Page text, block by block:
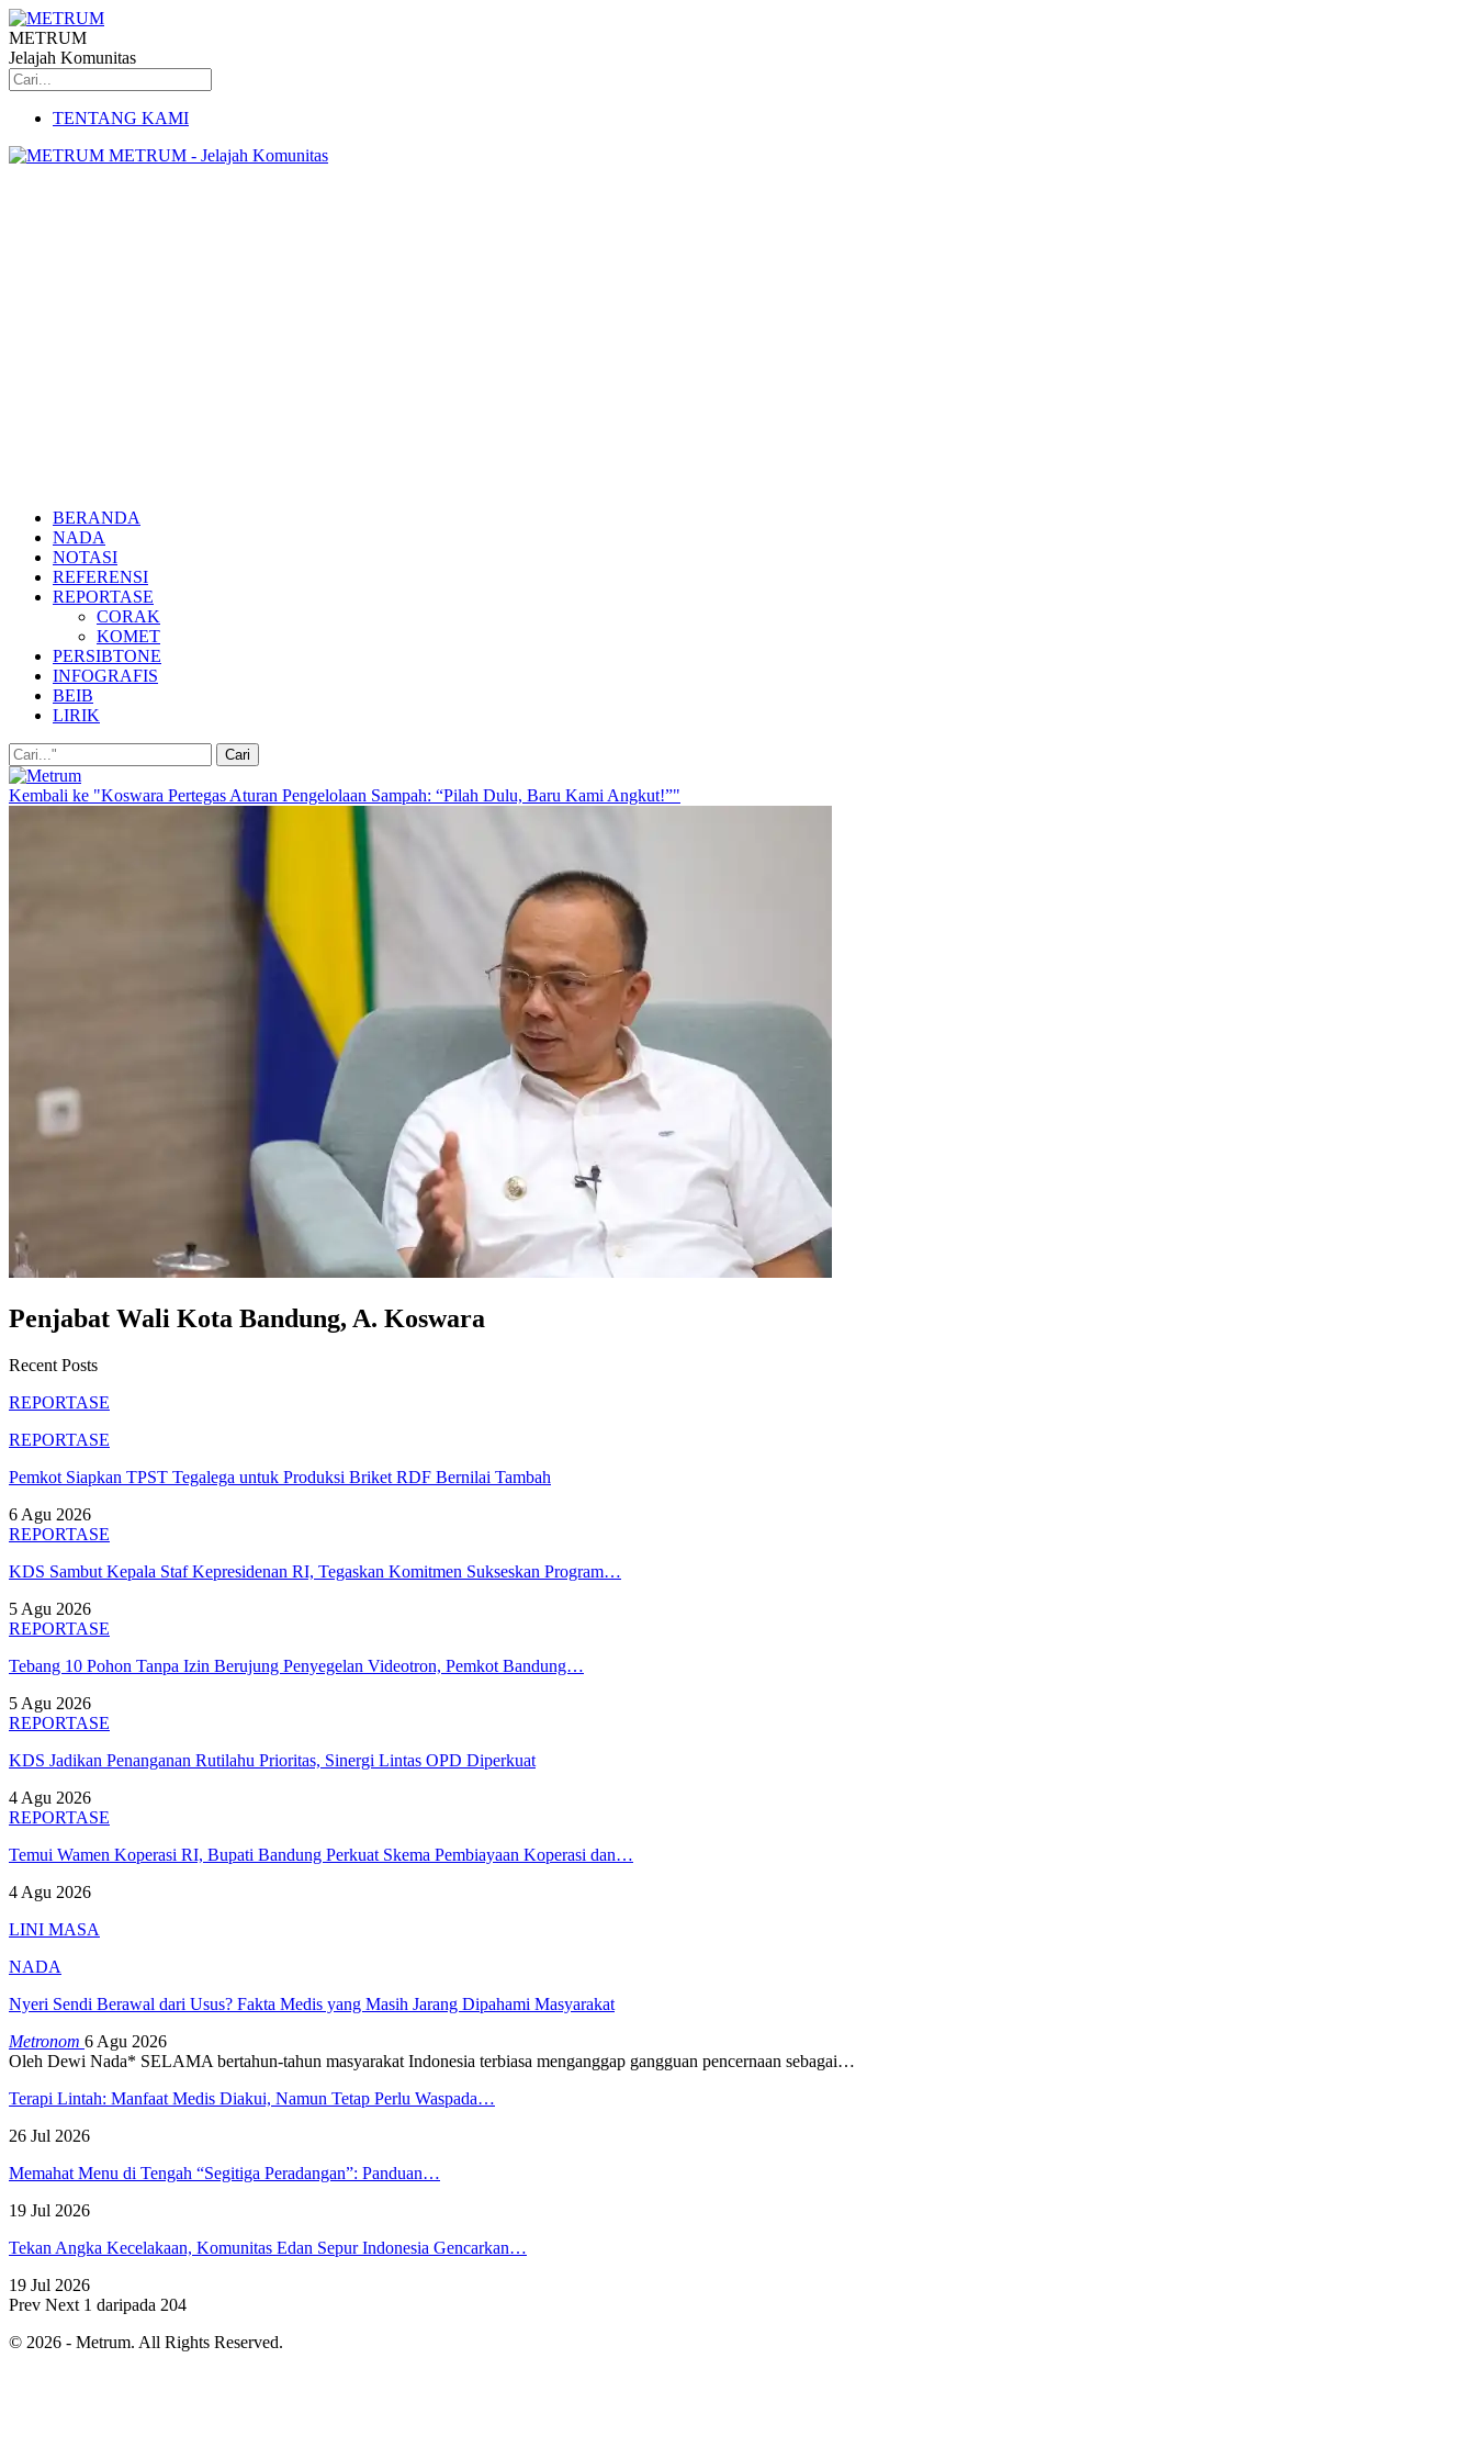
METRUM
Jelajah Komunitas
TENTANG KAMI
METRUM - Jelajah Komunitas
BERANDA
NADA
NOTASI
REFERENSI
REPORTASE
CORAK
KOMET
PERSIBTONE
INFOGRAFIS
BEIB
LIRIK
Kembali ke "Koswara Pertegas Aturan Pengelolaan Sampah: “Pilah Dulu, Baru Kami Angkut!”"
Penjabat Wali Kota Bandung, A. Koswara
Recent Posts
REPORTASE
REPORTASE
Pemkot Siapkan TPST Tegalega untuk Produksi Briket RDF Bernilai Tambah
6 Agu 2026
REPORTASE
KDS Sambut Kepala Staf Kepresidenan RI, Tegaskan Komitmen Sukseskan Program…
5 Agu 2026
REPORTASE
Tebang 10 Pohon Tanpa Izin Berujung Penyegelan Videotron, Pemkot Bandung…
5 Agu 2026
REPORTASE
KDS Jadikan Penanganan Rutilahu Prioritas, Sinergi Lintas OPD Diperkuat
4 Agu 2026
REPORTASE
Temui Wamen Koperasi RI, Bupati Bandung Perkuat Skema Pembiayaan Koperasi dan…
4 Agu 2026
LINI MASA
NADA
Nyeri Sendi Berawal dari Usus? Fakta Medis yang Masih Jarang Dipahami Masyarakat
Metronom 6 Agu 2026
Oleh Dewi Nada* SELAMA bertahun-tahun masyarakat Indonesia terbiasa menganggap gangguan pencernaan sebagai…
Terapi Lintah: Manfaat Medis Diakui, Namun Tetap Perlu Waspada…
26 Jul 2026
Memahat Menu di Tengah “Segitiga Peradangan”: Panduan…
19 Jul 2026
Tekan Angka Kecelakaan, Komunitas Edan Sepur Indonesia Gencarkan…
19 Jul 2026
Prev Next 1 daripada 204
© 2026 - Metrum. All Rights Reserved.